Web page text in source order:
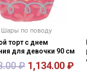
Шары по поводу
торт с днем
для девочки 90 см
₽ 1,134.00 ₽